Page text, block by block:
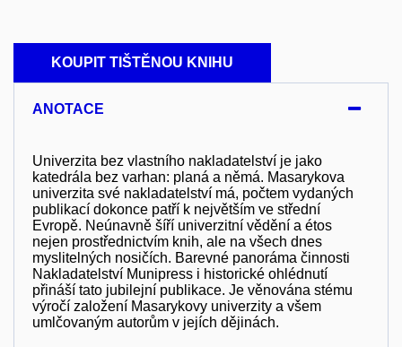
KOUPIT TIŠTĚNOU KNIHU
ANOTACE
Univerzita bez vlastního nakladatelství je jako
katedrála bez varhan: planá a němá. Masarykova
univerzita své nakladatelství má, počtem vydaných
publikací dokonce patří k největším ve střední
Evropě. Neúnavně šíří univerzitní vědění a étos
nejen prostřednictvím knih, ale na všech dnes
myslitelných nosičích. Barevné panoráma činnosti
Nakladatelství Munipress i historické ohlédnutí
přináší tato jubilejní publikace. Je věnována stému
výročí založení Masarykovy univerzity a všem
umlčovaným autorům v jejích dějinách.